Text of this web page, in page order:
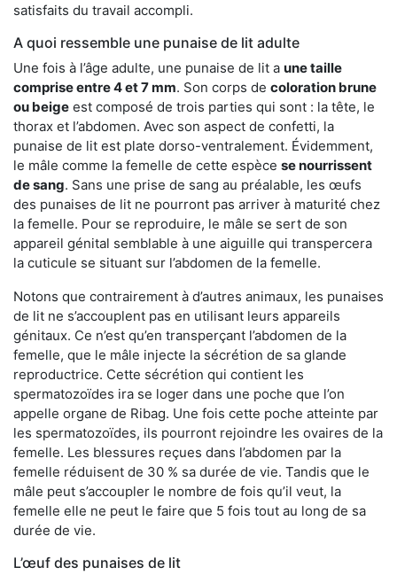
satisfaits du travail accompli.
A quoi ressemble une punaise de lit adulte
Une fois à l’âge adulte, une punaise de lit a une taille
comprise entre 4 et 7 mm. Son corps de coloration brune
ou beige est composé de trois parties qui sont : la tête, le
thorax et l’abdomen. Avec son aspect de confetti, la
punaise de lit est plate dorso-ventralement. Évidemment,
le mâle comme la femelle de cette espèce se nourrissent
de sang. Sans une prise de sang au préalable, les œufs
des punaises de lit ne pourront pas arriver à maturité chez
la femelle. Pour se reproduire, le mâle se sert de son
appareil génital semblable à une aiguille qui transpercera
la cuticule se situant sur l’abdomen de la femelle.
Notons que contrairement à d’autres animaux, les punaises
de lit ne s’accouplent pas en utilisant leurs appareils
génitaux. Ce n’est qu’en transperçant l’abdomen de la
femelle, que le mâle injecte la sécrétion de sa glande
reproductrice. Cette sécrétion qui contient les
spermatozoïdes ira se loger dans une poche que l’on
appelle organe de Ribag. Une fois cette poche atteinte par
les spermatozoïdes, ils pourront rejoindre les ovaires de la
femelle. Les blessures reçues dans l’abdomen par la
femelle réduisent de 30 % sa durée de vie. Tandis que le
mâle peut s’accoupler le nombre de fois qu’il veut, la
femelle elle ne peut le faire que 5 fois tout au long de sa
durée de vie.
L’œuf des punaises de lit